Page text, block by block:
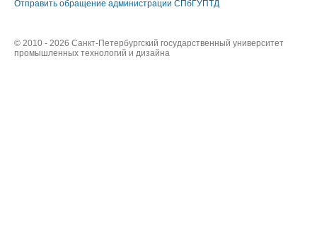
Отправить обращение администрации СПбГУПТД
© 2010 - 2026 Санкт-Петербургский государственный университет
промышленных технологий и дизайна